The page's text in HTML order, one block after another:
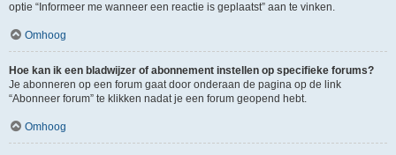
optie “Informeer me wanneer een reactie is geplaatst” aan te vinken.
Omhoog
Hoe kan ik een bladwijzer of abonnement instellen op specifieke forums?
Je abonneren op een forum gaat door onderaan de pagina op de link
“Abonneer forum” te klikken nadat je een forum geopend hebt.
Omhoog